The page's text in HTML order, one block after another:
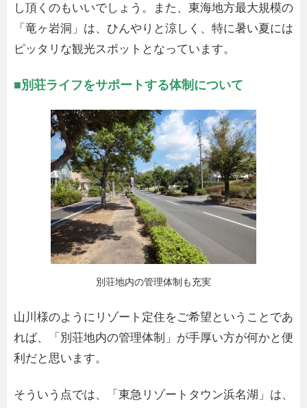
し頂くのもいいでしょう。また、東海地方最大規模の
「竜ヶ岩洞」は、ひんやりと涼しく、特に暑い夏には
ピッタリな観光スポットとなっています。
■別荘ライフをサポートする体制について
別荘地内の管理体制も充実
山川様のようにリゾート定住をご希望ということであ
れば、「別荘地内の管理体制」が手厚い方が何かと便
利だと思います。
そういう点では、「東急リゾートタウン浜名湖」は、